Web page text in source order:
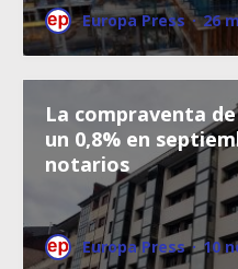
Europa Press · 26
La compraventa
un 0,8% en
notarios
Europa Press · 10